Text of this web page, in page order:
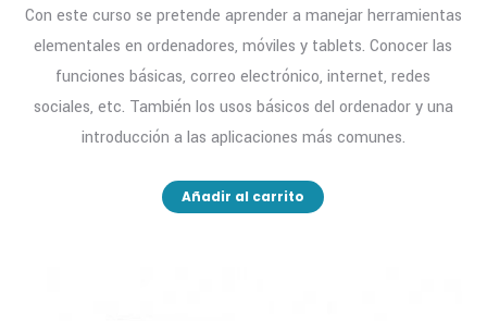
Con este curso se pretende aprender a manejar herramientas
elementales en ordenadores, móviles y tablets. Conocer las
funciones básicas, correo electrónico, internet, redes
sociales, etc. También los usos básicos del ordenador y una
introducción a las aplicaciones más comunes.
Añadir al carrito